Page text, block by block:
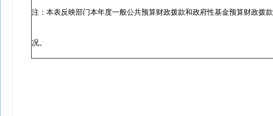
注：本表反映部门本年度一般公共预算财政拨款和政府性基金预算财政拨
况。